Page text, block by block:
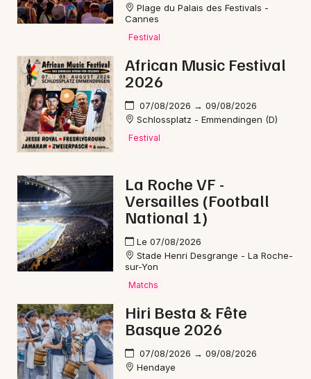
Plage du Palais des Festivals -
Cannes
Festival
African Music Festival
2026
07/08/2026 → 09/08/2026
Schlossplatz - Emmendingen (D)
Festival
La Roche VF -
Versailles (Football
National 1)
Le 07/08/2026
Stade Henri Desgrange - La Roche-
sur-Yon
Matchs
Hiri Besta & Fête
Basque 2026
07/08/2026 → 09/08/2026
Hendaye